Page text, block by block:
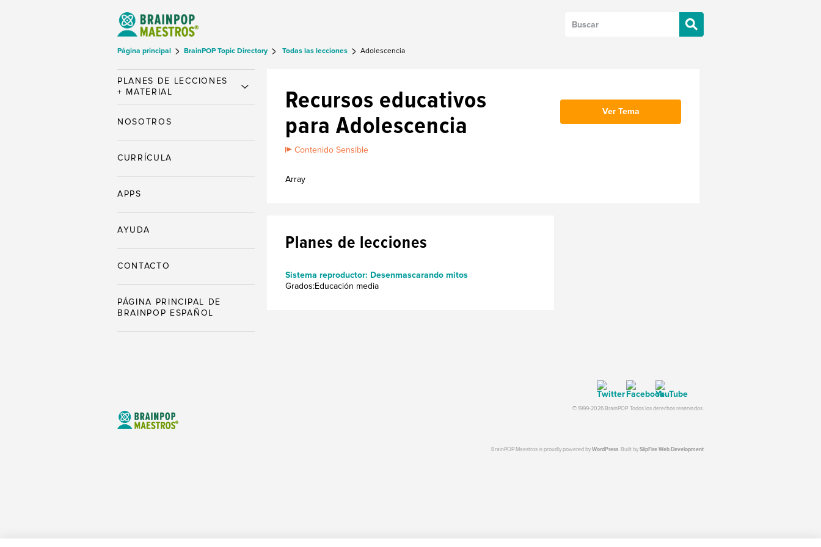
Página principal BrainPOP Topic Directory Todas las lecciones Adolescencia
Recursos educativos
para Adolescencia
Contenido Sensible
Array
Ver Tema
Planes de lecciones
Sistema reproductor: Desenmascarando mitos
Grados:Educación media
PLANES DE LECCIONES
+ MATERIAL
NOSOTROS
CURRÍCULA
APPS
AYUDA
CONTACTO
PÁGINA PRINCIPAL DE
BRAINPOP ESPAÑOL
© 1999-2026 BrainPOP. Todos los derechos reservados.
BrainPOP Maestros is proudly powered byWordPress. Built bySlipFire Web Development